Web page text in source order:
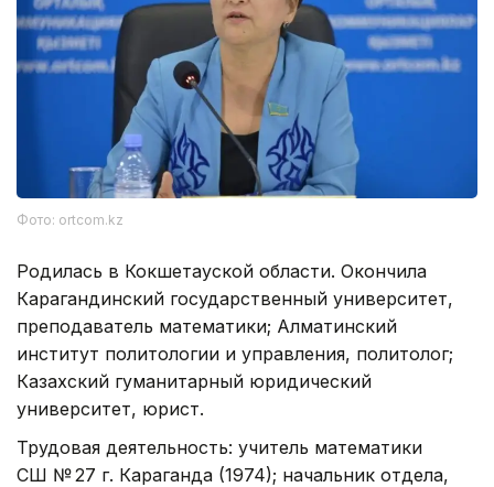
Фото: ortcom.kz
Родилась в Кокшетауской области. Окончила
Карагандинский государственный университет,
преподаватель математики; Алматинский
институт политологии и управления, политолог;
Казахский гуманитарный юридический
университет, юрист.
Трудовая деятельность: учитель математики
СШ № 27 г. Караганда (1974); начальник отдела,